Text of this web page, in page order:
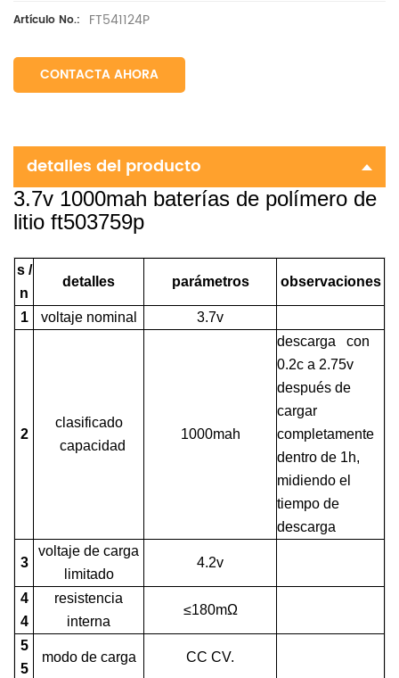
Artículo No.: FT541124P
CONTACTA AHORA
detalles del producto
3.7v 1000mah baterías de polímero de
litio ft503759p
s /
n
detalles parámetros observaciones
1 voltaje nominal 3.7v
2
clasificado
capacidad
1000mah
descarga con
0.2c a 2.75v
después de
cargar
completamente
dentro de 1h,
midiendo el
tiempo de
descarga
3
voltaje de carga
limitado
4.2v
4
4
resistencia
interna
≤180mΩ
5
5
modo de carga CC CV.